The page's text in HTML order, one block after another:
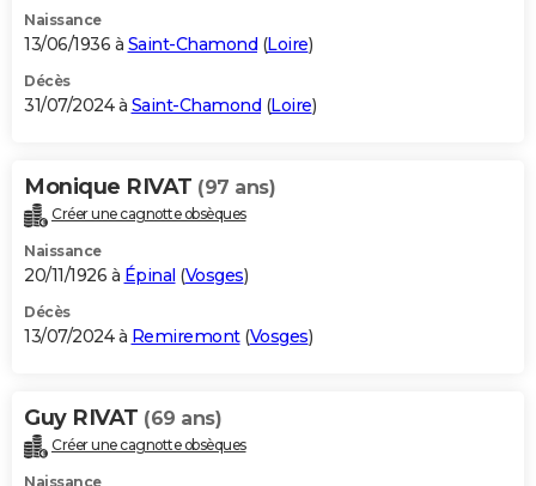
Naissance
13/06/1936 à Saint-Chamond (Loire)
Décès
31/07/2024 à Saint-Chamond (Loire)
Monique RIVAT (97 ans)
Créer une cagnotte obsèques
Naissance
20/11/1926 à Épinal (Vosges)
Décès
13/07/2024 à Remiremont(Vosges)
Guy RIVAT (69 ans)
Créer une cagnotte obsèques
Naissance